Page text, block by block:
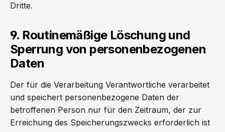
Dritte.
9. Routinemäßige Löschung und
Sperrung von personenbezogenen
Daten
Der für die Verarbeitung Verantwortliche verarbeitet
und speichert personenbezogene Daten der
betroffenen Person nur für den Zeitraum, der zur
Erreichung des Speicherungszwecks erforderlich ist